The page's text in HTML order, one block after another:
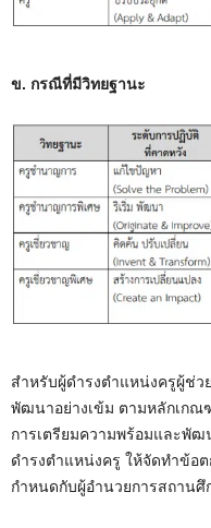
ข. กรณีที่มีวิทยฐานะ
สำหรับผู้ดำรงตำแหน่งครูผู้ช่ว
พัฒนาอย่างเข้ม ตามหลักเกณ
การเตรียมความพร้อมและพัฒ
ดำรงตำแหน่งครู ให้จัดทำข้อ
กำหนดกับผู้อำนวยการสถานศึ